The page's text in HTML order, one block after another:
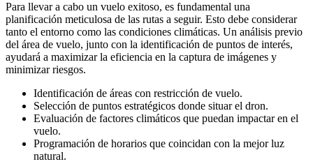
Para llevar a cabo un vuelo exitoso, es fundamental una
planificación meticulosa de las rutas a seguir. Esto debe considerar
tanto el entorno como las condiciones climáticas. Un análisis previo
del área de vuelo, junto con la identificación de puntos de interés,
ayudará a maximizar la eficiencia en la captura de imágenes y
minimizar riesgos.
Identificación de áreas con restricción de vuelo.
Selección de puntos estratégicos donde situar el dron.
Evaluación de factores climáticos que puedan impactar en el
vuelo.
Programación de horarios que coincidan con la mejor luz
natural.